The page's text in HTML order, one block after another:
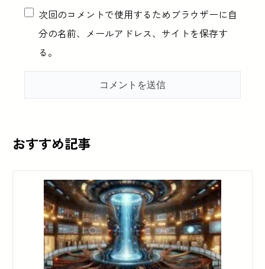
次回のコメントで使用するためブラウザーに自
分の名前、メールアドレス、サイトを保存す
る。
おすすめ記事